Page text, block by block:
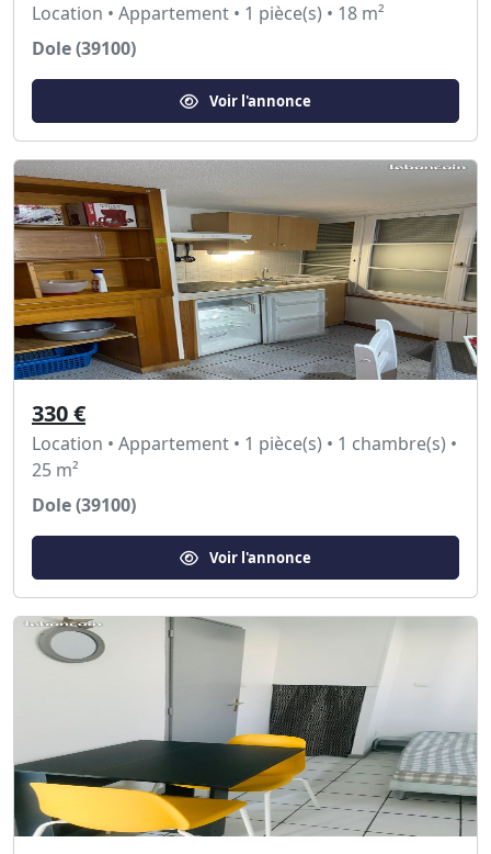
Location • Appartement • 1 pièce(s) • 18 m²
Dole (39100)
Voir l'annonce
330 €
Location • Appartement • 1 pièce(s) • 1 chambre(s) •
25 m²
Dole (39100)
Voir l'annonce